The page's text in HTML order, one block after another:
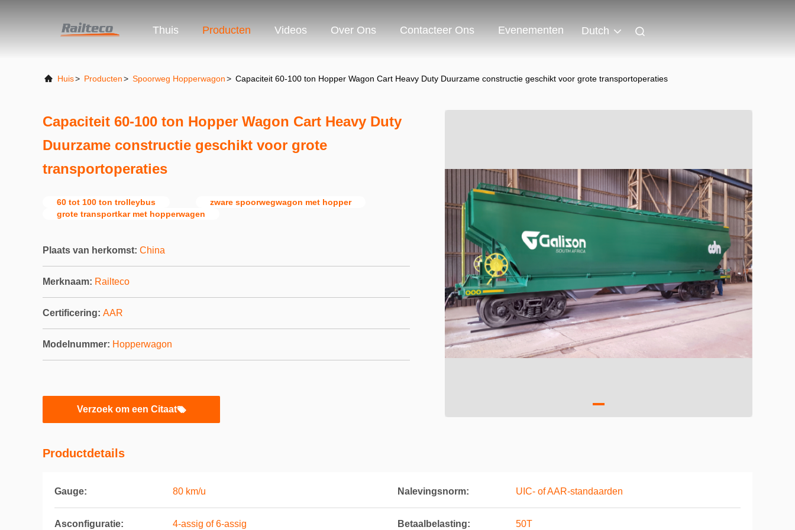
Thuis Producten Videos Over Ons Contacteer Ons Evenementen Dutch
Huis> Producten> Spoorweg Hopperwagon> Capaciteit 60-100 ton Hopper Wagon Cart Heavy Duty Duurzame constructie geschikt voor grote transportoperaties
Capaciteit 60-100 ton Hopper Wagon Cart Heavy Duty
Duurzame constructie geschikt voor grote
transportoperaties
60 tot 100 ton trolleybus
zware spoorwegwagon met hopper
grote transportkar met hopperwagen
Plaats van herkomst: China
Merknaam: Railteco
Certificering: AAR
Modelnummer: Hopperwagon
Verzoek om een Citaat
Productdetails
Gauge: 80 km/u Nalevingsnorm: UIC- of AAR-standaarden
Asconfiguratie: 4-assig of 6-assig Betaalbelasting: 50T